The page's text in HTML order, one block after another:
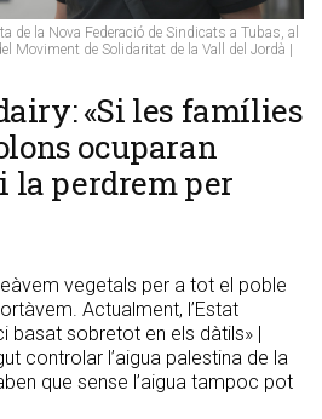
de la Nova Federació de Sindicats a Tubas, al
Moviment de Solidaritat de la Vall del Jordà |
«Si les famílies
ocuparan
la perdrem per
vegetals per a tot el poble
Actualment, l’Estat
basat sobretot en els dàtils» |
controlar l’aigua palestina de la
que sense l’aigua tampoc pot